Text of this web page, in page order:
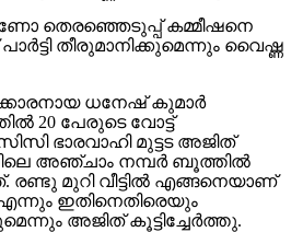
തെരഞ്ഞെടുപ്പ് കമ്മീഷനെ
തീരുമാനിക്കുമെന്നും വൈഷ്ണ
ധനേഷ് കുമാര്‍
20 പേരുടെ വോട്ട്
ഭാരവാഹി മുട്ടട അജിത്
അഞ്ചാം നമ്പര്‍ ബൂത്തില്‍
മുറി വീട്ടില്‍ എങ്ങനെയാണ്
ഇതിനെതിരെയും
അജിത് കൂട്ടിച്ചേര്‍ത്തു.